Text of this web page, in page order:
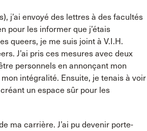
j’ai envoyé des lettres à des facultés
pour les informer que j’étais
queers, je me suis joint à V.I.H.
J’ai pris ces mesures avec deux
personnels en annonçant mon
intégralité. Ensuite, je tenais à voir
un espace sûr pour les
ma carrière. J’ai pu devenir porte-